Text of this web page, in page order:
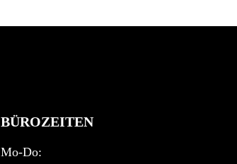
BÜROZEITEN
Mo-Do: